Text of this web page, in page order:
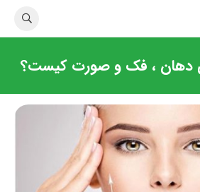
، فک و صورت کیست؟